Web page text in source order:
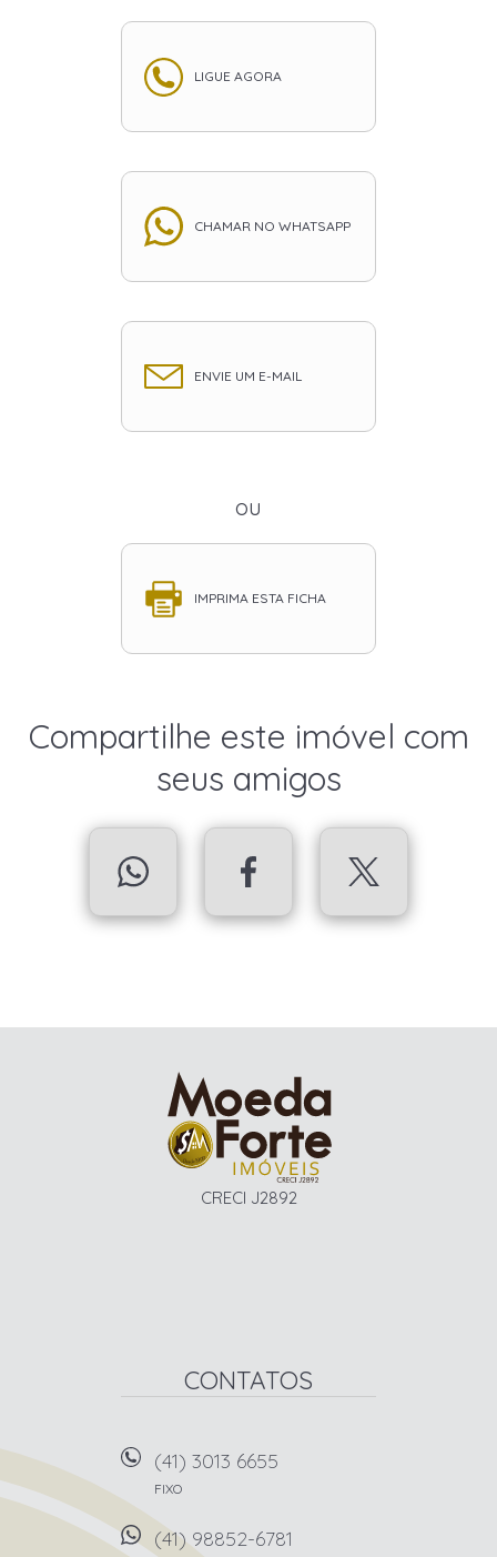
LIGUE AGORA
CHAMAR NO WHATSAPP
ENVIE UM E-MAIL
ou
IMPRIMA ESTA FICHA
Compartilhe este imóvel com
seus amigos
CRECI J2892
CONTATOS
(41) 3013 6655
FIXO
(41) 98852-6781